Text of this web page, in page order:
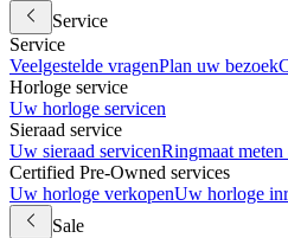
Service
Service
Veelgestelde vragenPlan uw bezoek
Horloge service
Uw horloge servicen
Sieraad service
Uw sieraad servicenRingmaat
Certified Pre-Owned services
Uw horloge verkopenUw horloge
Sale